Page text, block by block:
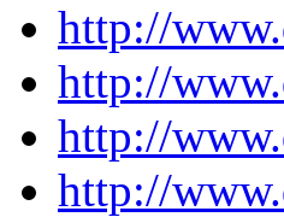
http://
http://
http://
http://